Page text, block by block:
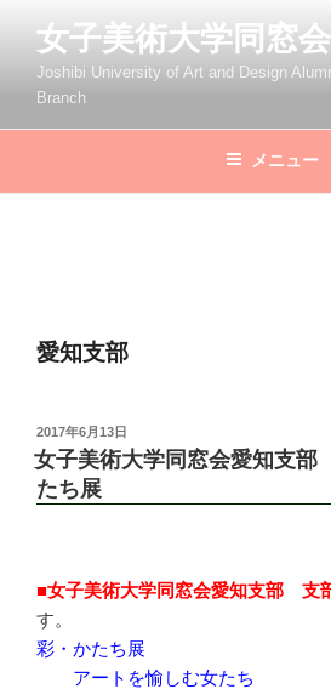
ツ
女子美術大学同窓
Joshibi University of Art and Design
Branch
メニュー
愛知支部
投
稿
日:
2017年6月13日
女子美術大学同窓会愛知支
たち展
■女子美術大学同窓会愛知支部 支
す。
彩・かたち展
アートを愉しむ女たち